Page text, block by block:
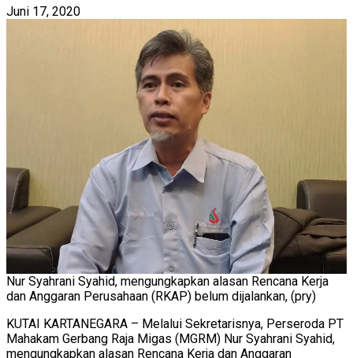
Juni 17, 2020
Nur Syahrani Syahid, mengungkapkan alasan Rencana Kerja
dan Anggaran Perusahaan (RKAP) belum dijalankan, (pry)
KUTAI KARTANEGARA – Melalui Sekretarisnya, Perseroda PT
Mahakam Gerbang Raja Migas (MGRM) Nur Syahrani Syahid,
mengungkapkan alasan Rencana Kerja dan Anggaran